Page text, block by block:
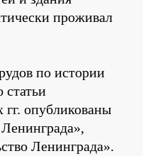
проживал
по истории
статьи
опубликованы
Ленинграда».